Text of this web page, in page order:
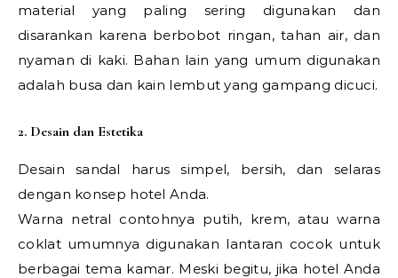
material yang paling sering digunakan dan
disarankan karena berbobot ringan, tahan air, dan
nyaman di kaki. Bahan lain yang umum digunakan
adalah busa dan kain lembut yang gampang dicuci.
2. Desain dan Estetika
Desain sandal harus simpel, bersih, dan selaras
dengan konsep hotel Anda.
Warna netral contohnya putih, krem, atau warna
coklat umumnya digunakan lantaran cocok untuk
berbagai tema kamar. Meski begitu, jika hotel Anda